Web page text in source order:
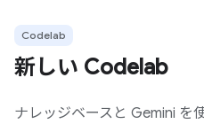
Codelab
新しい Codelab
ナレッジベースと Gemini を